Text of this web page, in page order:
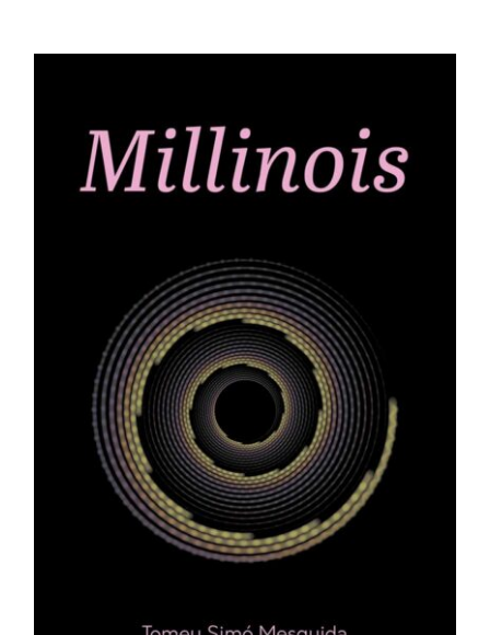
AFEGEIX A LA CISTELLA
/
DETALLS